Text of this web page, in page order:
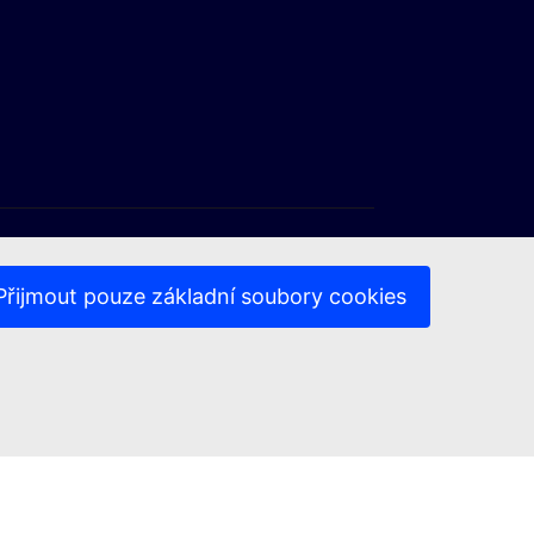
pouze základní soubory cookies